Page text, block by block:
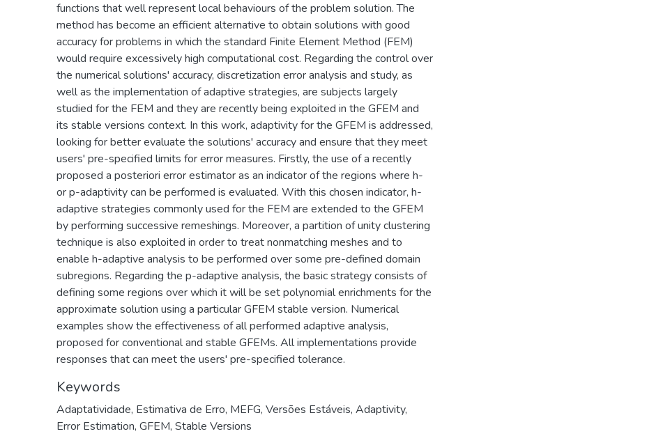
functions that well represent local behaviours of the problem solution. The
method has become an efficient alternative to obtain solutions with good
accuracy for problems in which the standard Finite Element Method (FEM)
would require excessively high computational cost. Regarding the control over
the numerical solutions' accuracy, discretization error analysis and study, as
well as the implementation of adaptive strategies, are subjects largely
studied for the FEM and they are recently being exploited in the GFEM and
its stable versions context. In this work, adaptivity for the GFEM is addressed,
looking for better evaluate the solutions' accuracy and ensure that they meet
users' pre-specified limits for error measures. Firstly, the use of a recently
proposed a posteriori error estimator as an indicator of the regions where h-
or p-adaptivity can be performed is evaluated. With this chosen indicator, h-
adaptive strategies commonly used for the FEM are extended to the GFEM
by performing successive remeshings. Moreover, a partition of unity clustering
technique is also exploited in order to treat nonmatching meshes and to
enable h-adaptive analysis to be performed over some pre-defined domain
subregions. Regarding the p-adaptive analysis, the basic strategy consists of
defining some regions over which it will be set polynomial enrichments for the
approximate solution using a particular GFEM stable version. Numerical
examples show the effectiveness of all performed adaptive analysis,
proposed for conventional and stable GFEMs. All implementations provide
responses that can meet the users' pre-specified tolerance.
Keywords
Adaptatividade, Estimativa de Erro, MEFG, Versões Estáveis, Adaptivity,
Error Estimation, GFEM, Stable Versions